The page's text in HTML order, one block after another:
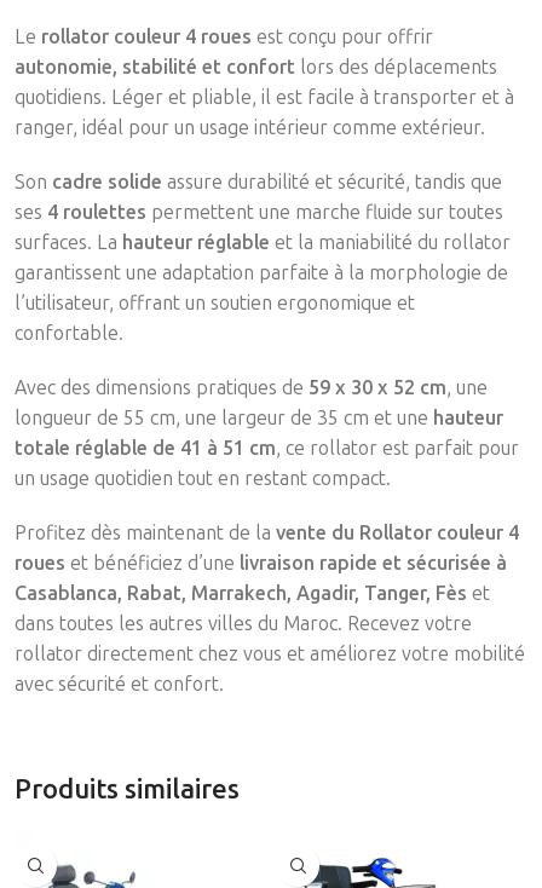
Le rollator couleur 4 roues est conçu pour offrir
autonomie, stabilité et confort lors des déplacements
quotidiens. Léger et pliable, il est facile à transporter et à
ranger, idéal pour un usage intérieur comme extérieur.
Son cadre solide assure durabilité et sécurité, tandis que
ses 4 roulettes permettent une marche fluide sur toutes
surfaces. La hauteur réglable et la maniabilité du rollator
garantissent une adaptation parfaite à la morphologie de
l’utilisateur, offrant un soutien ergonomique et
confortable.
Avec des dimensions pratiques de 59 x 30 x 52 cm, une
longueur de 55 cm, une largeur de 35 cm et une hauteur
totale réglable de 41 à 51 cm, ce rollator est parfait pour
un usage quotidien tout en restant compact.
Profitez dès maintenant de la vente du Rollator couleur 4
roues et bénéficiez d’une livraison rapide et sécurisée à
Casablanca, Rabat, Marrakech, Agadir, Tanger, Fès et
dans toutes les autres villes du Maroc. Recevez votre
rollator directement chez vous et améliorez votre mobilité
avec sécurité et confort.
Produits similaires